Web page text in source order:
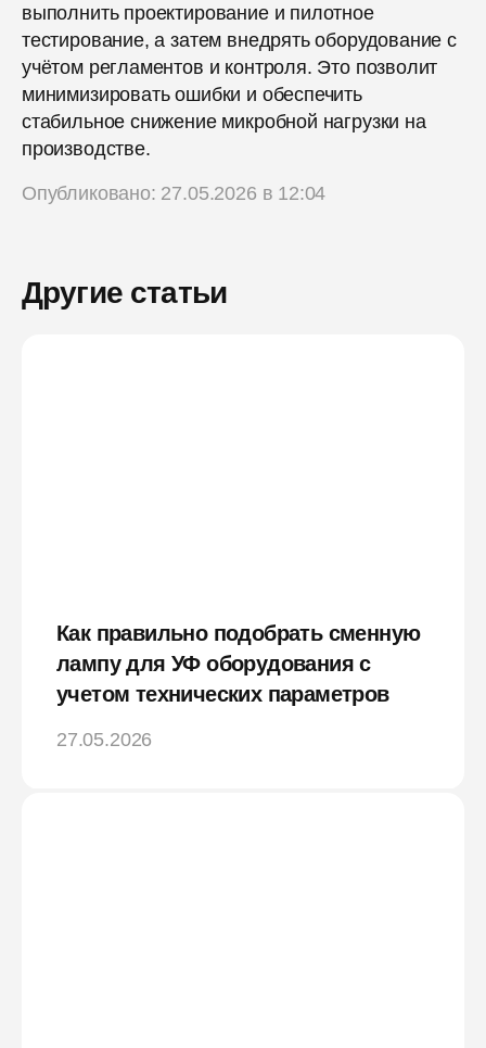
выполнить проектирование и пилотное
тестирование, а затем внедрять оборудование с
учётом регламентов и контроля. Это позволит
минимизировать ошибки и обеспечить
стабильное снижение микробной нагрузки на
производстве.
Опубликовано: 27.05.2026 в 12:04
Другие статьи
Как правильно подобрать сменную
лампу для УФ оборудования с
учетом технических параметров
27.05.2026